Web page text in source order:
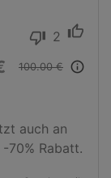
thumb_down 2 thumb_up
100.00 € info_outline
auch an
70% Rabatt.